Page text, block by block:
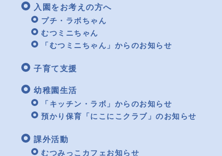
入園をお考えの方へ
プチ・ラボちゃん
むつミニちゃん
「むつミニちゃん」からのお知らせ
子育て支援
幼稚園生活
「キッチン・ラボ」からのお知らせ
預かり保育「にこにこクラブ」のお知らせ
課外活動
むつみっこカフェお知らせ